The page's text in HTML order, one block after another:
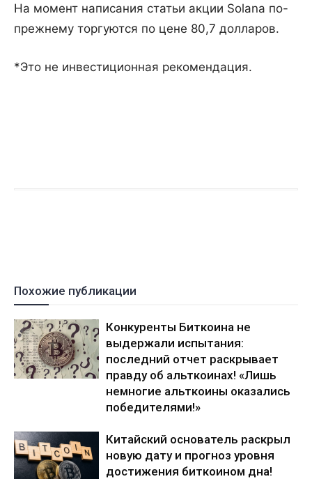
На момент написания статьи акции Solana по-
прежнему торгуются по цене 80,7 долларов.
*Это не инвестиционная рекомендация.
Похожие публикации
Конкуренты Биткоина не
выдержали испытания:
последний отчет раскрывает
правду об альткоинах! «Лишь
немногие альткоины оказались
победителями!»
Китайский основатель раскрыл
новую дату и прогноз уровня
достижения биткоином дна!